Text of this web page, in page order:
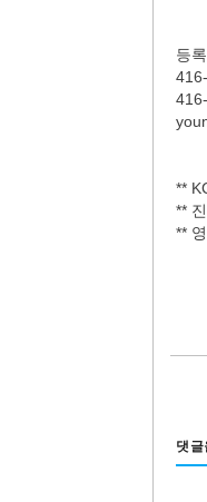
등
**
**
**
댓